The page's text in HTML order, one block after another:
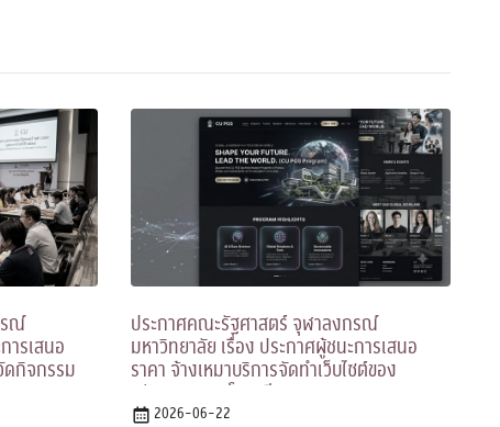
รณ์
ารเสนอ
ดกิจกรรม
ประกาศคณะรัฐศาสตร์ จุฬาลงกรณ์
มหาวิทยาลัย เรื่อง ประกาศผู้ชนะการเสนอ
ราคา จ้างเหมาบริการจัดทำเว็บไซต์ของ
หลักสูตร PGS โดยวิธีเฉพาะเจาะจง
2026-06-22